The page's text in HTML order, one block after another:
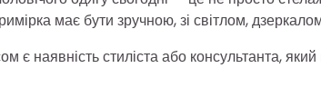
має бути зручною, зі світлом,
є наявність стиліста або консультанта,